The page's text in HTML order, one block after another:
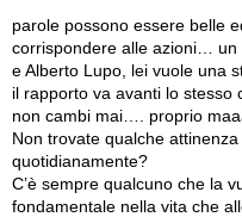
parole possono essere belle
corrispondere alle azioni… un
e Alberto Lupo, lei vuole una
il rapporto va avanti lo stesso
non cambi mai…. proprio
Non trovate qualche
quotidianamente?
C’è sempre qualcuno che la
fondamentale nella vita che